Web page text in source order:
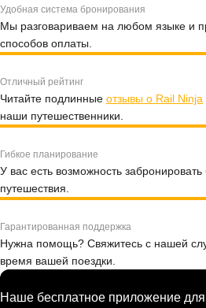
Удобная система бронирования
Мы разговариваем на любом языке и
способов оплаты.
Отличный рейтинг
Читайте подлинные отзывы о Rail Ninja
наши путешественники.
Гибкое планирование
У вас есть возможность
путешествия.
Гарантированная поддержка
Нужна помощь? Свяжитесь с нашей
время вашей поездки.
Наше бесплатное приложение